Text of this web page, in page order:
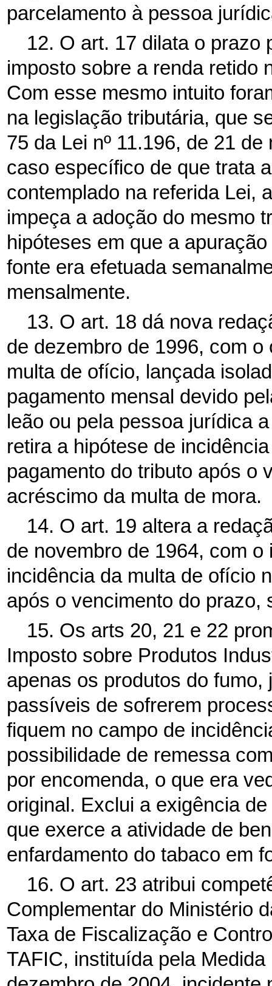
parcelamento à pessoa
12. O art. 17 dilata o prazo
imposto sobre a renda retido
Com esse mesmo intuito
na legislação tributária, que
75 da Lei nº 11.196, de 21
caso específico de que trata
contemplado na referida Lei,
impeça a adoção do mesmo
hipóteses em que a
fonte era efetuada
mensalmente.
13. O art. 18 dá nova
de dezembro de 1996, com
multa de ofício, lançada
pagamento mensal devido
leão ou pela pessoa jurídica
retira a hipótese de
pagamento do tributo após o
acréscimo da multa de mora.
14. O art. 19 altera a
de novembro de 1964, com
incidência da multa de ofício
após o vencimento do prazo,
15. Os arts 20, 21 e 22
Imposto sobre Produtos
apenas os produtos do
passíveis de sofrerem
fiquem no campo de
possibilidade de remessa
por encomenda, o que era
original. Exclui a exigência
que exerce a atividade de
enfardamento do tabaco em
16. O art. 23 atribui
Complementar do Ministério
Taxa de Fiscalização e
TAFIC, instituída pela